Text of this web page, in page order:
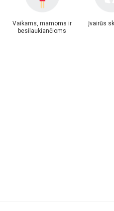
Vaikams, mamoms ir
besilaukiančioms
Įvairūs